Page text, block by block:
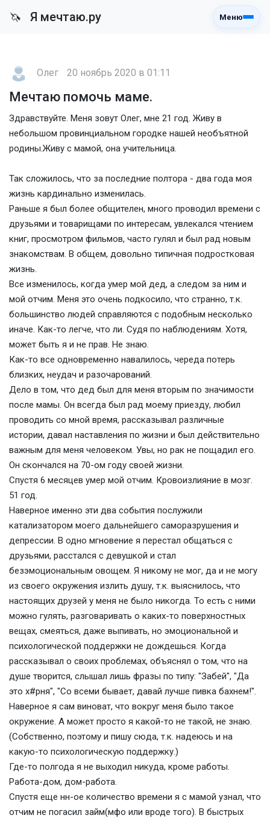
🦄 Я мечтаю.ру Меню
Олег 20 ноябрь 2020 в 01:11
Мечтаю помочь маме.
Здравствуйте. Меня зовут Олег, мне 21 год. Живу в
небольшом провинциальном городке нашей необъятной
родины.Живу с мамой, она учительница.
Так сложилось, что за последние полтора - два года моя
жизнь кардинально изменилась.
Раньше я был более общителен, много проводил времени с
друзьями и товарищами по интересам, увлекался чтением
книг, просмотром фильмов, часто гулял и был рад новым
знакомствам. В общем, довольно типичная подростковая
жизнь.
Все изменилось, когда умер мой дед, а следом за ним и
мой отчим. Меня это очень подкосило, что странно, т.к.
большинство людей справляются с подобным несколько
иначе. Как-то легче, что ли. Судя по наблюдениям. Хотя,
может быть я и не прав. Не знаю.
Как-то все одновременно навалилось, череда потерь
близких, неудач и разочарований.
Дело в том, что дед был для меня вторым по значимости
после мамы. Он всегда был рад моему приезду, любил
проводить со мной время, рассказывал различные
истории, давал наставления по жизни и был действительно
важным для меня человеком. Увы, но рак не пощадил его.
Он скончался на 70-ом году своей жизни.
Спустя 6 месяцев умер мой отчим. Кровоизлияние в мозг.
51 год.
Наверное именно эти два события послужили
катализатором моего дальнейшего саморазрушения и
депрессии. В одно мгновение я перестал общаться с
друзьями, расстался с девушкой и стал
безэмоциональным овощем. Я никому не мог, да и не могу
из своего окружения излить душу, т.к. выяснилось, что
настоящих друзей у меня не было никогда. То есть с ними
можно гулять, разговаривать о каких-то поверхностных
вещах, смеяться, даже выпивать, но эмоциональной и
психологической поддержки не дождешься. Когда
рассказывал о своих проблемах, объяснял о том, что на
душе творится, слышал лишь фразы по типу: "Забей", "Да
это х#рня", "Со всеми бывает, давай лучше пивка бахнем!".
Наверное я сам виноват, что вокруг меня было такое
окружение. А может просто я какой-то не такой, не знаю.
(Собственно, поэтому и пишу сюда, т.к. надеюсь и на
какую-то психологическую поддержку.)
Где-то полгода я не выходил никуда, кроме работы.
Работа-дом, дом-работа.
Спустя еще нн-ое количество времени я с мамой узнал, что
отчим не погасил займ(мфо или вроде того). В быстрых